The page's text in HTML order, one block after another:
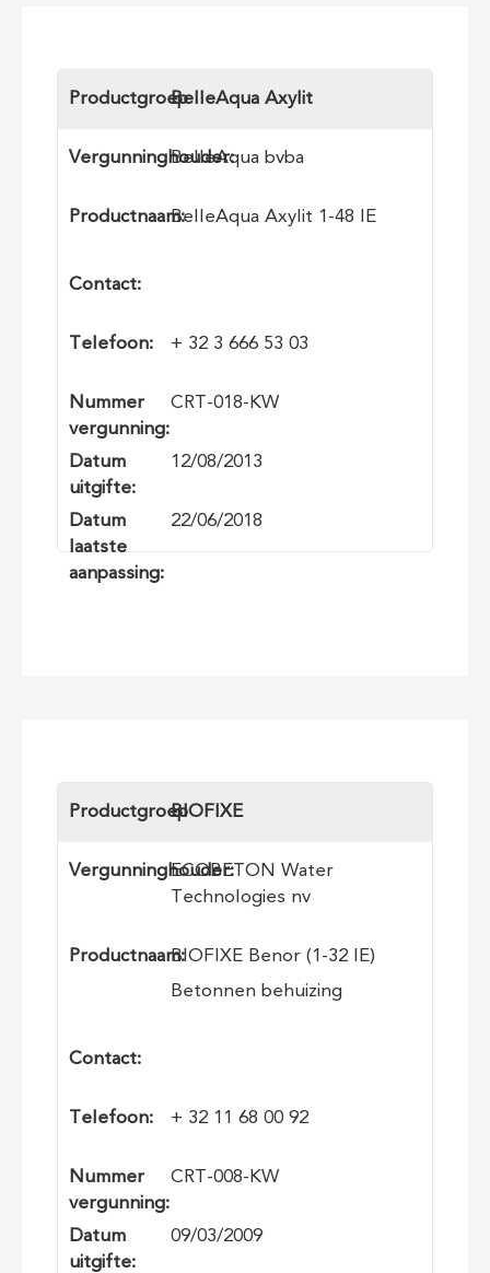
ProductgroepBelleAqua Axylit
Vergunninghouder:BelleAqua bvba
Productnaam:BelleAqua Axylit 1-48 IE
Contact:
Telefoon: + 32 3 666 53 03
Nummer
vergunning:
CRT-018-KW
Datum
uitgifte:
12/08/2013
Datum
laatste
aanpassing:
22/06/2018
ProductgroepBIOFIXE
Vergunninghouder:ECOBETON Water
Technologies nv
Productnaam:​BIOFIXE Benor (1-32 IE)
Betonnen behuizing
Contact:
Telefoon: + 32 11 68 00 92
Nummer
vergunning:
CRT-008-KW
Datum
uitgifte:
09/03/2009